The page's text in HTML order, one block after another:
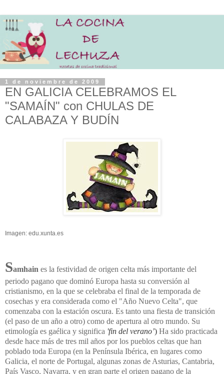
1 de noviembre de 2009
EN GALICIA CELEBRAMOS EL
"SAMAÍN" con CHULAS DE
CALABAZA Y BUDÍN
Imagen: edu.xunta.es
Samhain es la festividad de origen celta más importante del
periodo pagano que dominó Europa hasta su conversión al
cristianismo, en la que se celebraba el final de la temporada de
cosechas y era considerada como el "Año Nuevo Celta", que
comenzaba con la estación oscura. Es tanto una fiesta de transición
(el paso de un año a otro) como de apertura al otro mundo. Su
etimología es gaélica y significa 'fin del verano’) Ha sido practicada
desde hace más de tres mil años por los pueblos celtas que han
poblado toda Europa (en la Península Ibérica, en lugares como
Galicia, el norte de Portugal, algunas zonas de Asturias, Cantabria,
País Vasco, Navarra, y en gran parte el origen pagano de la